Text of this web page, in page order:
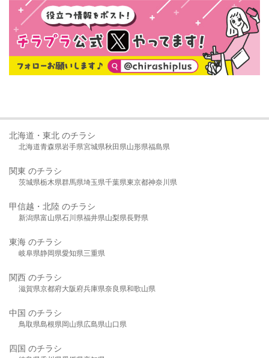
北海道・東北 のチラシ
北海道青森県岩手県宮城県秋田県山形県福島県
関東 のチラシ
茨城県栃木県群馬県埼玉県千葉県東京都神奈川県
甲信越・北陸 のチラシ
新潟県富山県石川県福井県山梨県長野県
東海 のチラシ
岐阜県静岡県愛知県三重県
関西 のチラシ
滋賀県京都府大阪府兵庫県奈良県和歌山県
中国 のチラシ
鳥取県島根県岡山県広島県山口県
四国 のチラシ